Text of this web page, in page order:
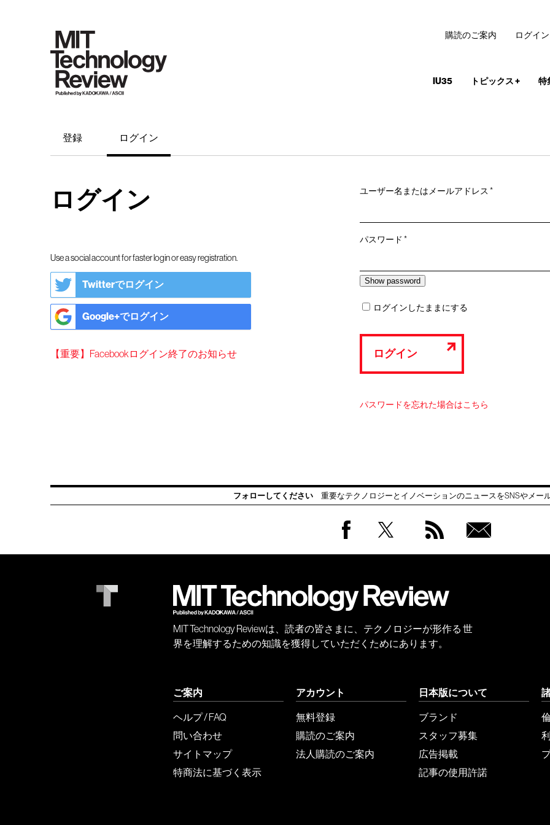
IU35 トピックス+ 特
購読のご案内 ログイン
登録 ログイン
ログイン
Use a social account for faster login or easy registration.
Twitterでログイン
Google+でログイン
【重要】Facebookログイン終了のお知らせ
ユーザー名またはメールアドレス*必
パスワード*必
ログインしたままにする
ログイン
パスワードを忘れた場合はこちら
フォローしてください 重要なテクノロジーとイノベーションのニュースをSNSやメー
会員
MIT Technology Reviewは、読者の皆さまに、テクノロジーが形作る 世
界を理解するための知識を獲得していただくためにあります。
ご案内
ヘルプ / FAQ
問い合わせ
サイトマップ
特商法に基づく表示
アカウント
無料登録
購読のご案内
法人購読のご案内
日本版について
ブランド
スタッフ募集
広告掲載
記事の使用許諾